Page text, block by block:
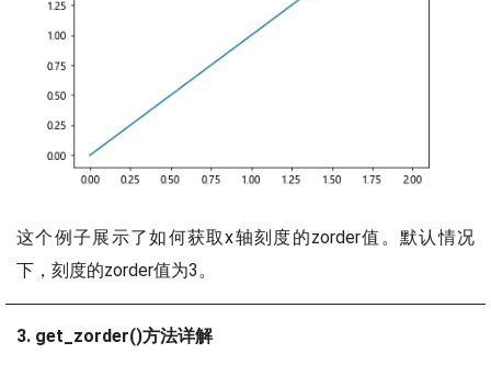
这个例子展示了如何获取x轴刻度的zorder值。默认情况
下，刻度的zorder值为3。
3. get_zorder()方法详解